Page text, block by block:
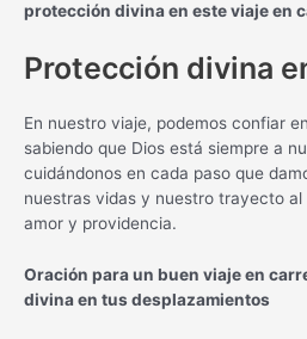
protección divina en este viaje en
Protección divina
En nuestro viaje, podemos confiar
sabiendo que Dios está siempre a
cuidándonos en cada paso que
nuestras vidas y nuestro trayecto al
amor y providencia.
Oración para un buen viaje en
divina en tus desplazamientos